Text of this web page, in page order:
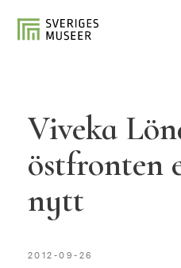
Viveka
östfronten
nytt
2012-09-26